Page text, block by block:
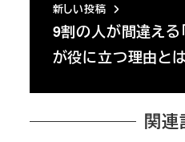
新しい投稿
9割の人が間違える
が役に立つ理由と
関連